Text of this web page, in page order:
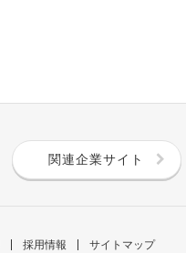
関連企業サイト
採用情報 サイトマップ